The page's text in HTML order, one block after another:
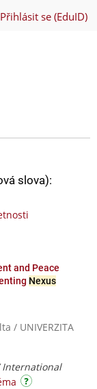
Přihlásit se (EduID)
slova):
and Peace
Nexus
/ UNIVERZITA
International